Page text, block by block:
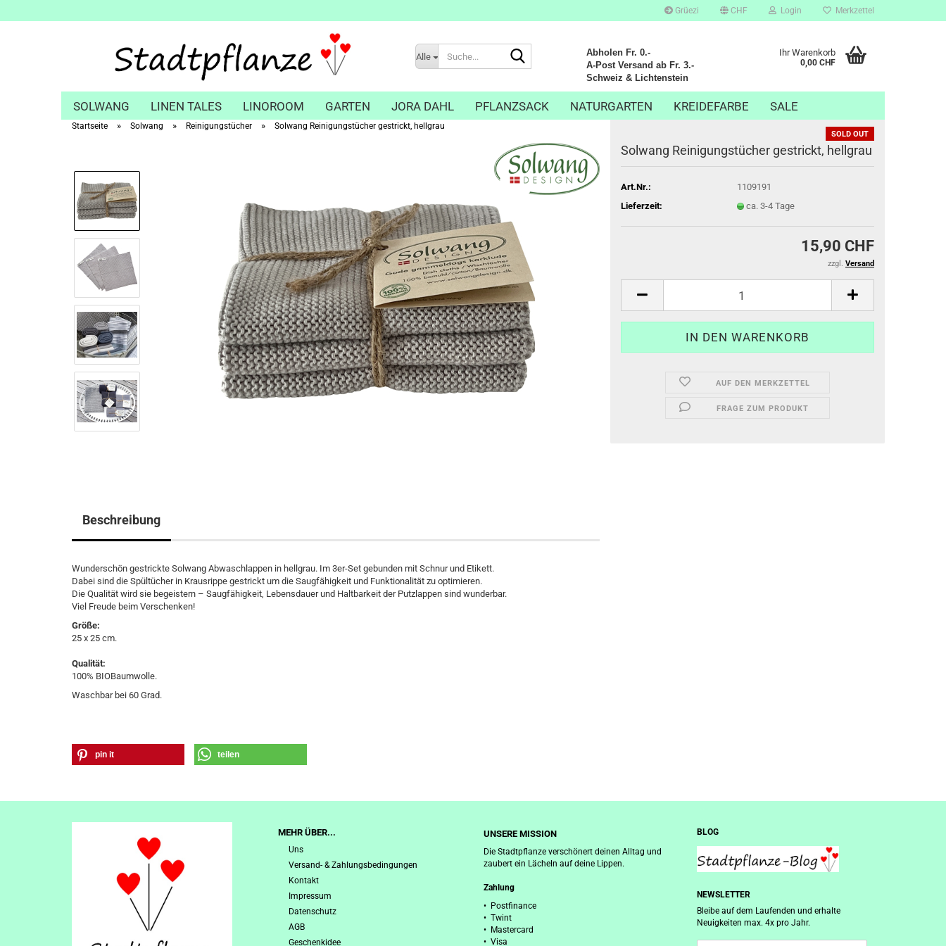
Grüezi CHF Login Merkzettel
Alle
Abholen Fr. 0.-
A-Post Versand ab Fr. 3.-
Schweiz & Lichtenstein
Ihr Warenkorb
0,00 CHF
SOLWANG LINEN TALES LINOROOM GARTEN JORA DAHL PFLANZSACK NATURGARTEN KREIDEFARBE SALE
Startseite » Solwang » Reinigungstücher » Solwang Reinigungstücher gestrickt, hellgrau
SOLD OUT
Solwang Reinigungstücher gestrickt, hellgrau
Art.Nr.:
1109191
Lieferzeit:
ca. 3-4 Tage
15,90 CHF
zzgl. Versand
AUF DEN MERKZETTEL
FRAGE ZUM PRODUKT
Beschreibung
Wunderschön gestrickte Solwang Abwaschlappen in hellgrau. Im 3er-Set gebunden mit Schnur und Etikett.
Dabei sind die Spültücher in Krausrippe gestrickt um die Saugfähigkeit und Funktionalität zu optimieren.
Die Qualität wird sie begeistern – Saugfähigkeit, Lebensdauer und Haltbarkeit der Putzlappen sind wunderbar.
Viel Freude beim Verschenken!
Größe:
25 x 25 cm.
Qualität:
100% BIOBaumwolle.
Waschbar bei 60 Grad.
pin it teilen
MEHR ÜBER...
Uns
Versand- & Zahlungsbedingungen
Kontakt
Impressum
Datenschutz
AGB
Geschenkidee
UNSERE MISSION
Die Stadtpflanze verschönert deinen Alltag und
zaubert ein Lächeln auf deine Lippen.
Zahlung
• Postfinance
• Twint
• Mastercard
• Visa
BLOG
NEWSLETTER
Bleibe auf dem Laufenden und erhalte
Neuigkeiten max. 4x pro Jahr.